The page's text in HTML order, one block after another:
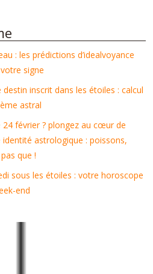
: les prédictions d’idealvoyance
signe
destin inscrit dans les étoiles : calcul
astral
24 février ? plongez au cœur de
identité astrologique : poissons,
que !
sous les étoiles : votre horoscope
end